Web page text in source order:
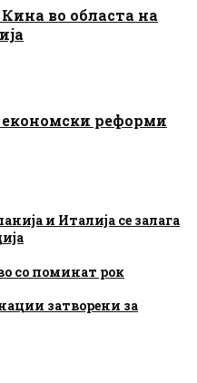
во областа на
реформи
и Италија се залага
со поминат рок
затворени за